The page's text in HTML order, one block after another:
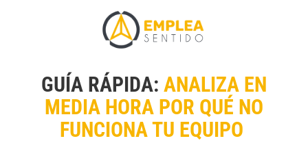
GUÍA RÁPIDA: ANALIZA EN
MEDIA HORA POR QUÉ NO
FUNCIONA TU EQUIPO